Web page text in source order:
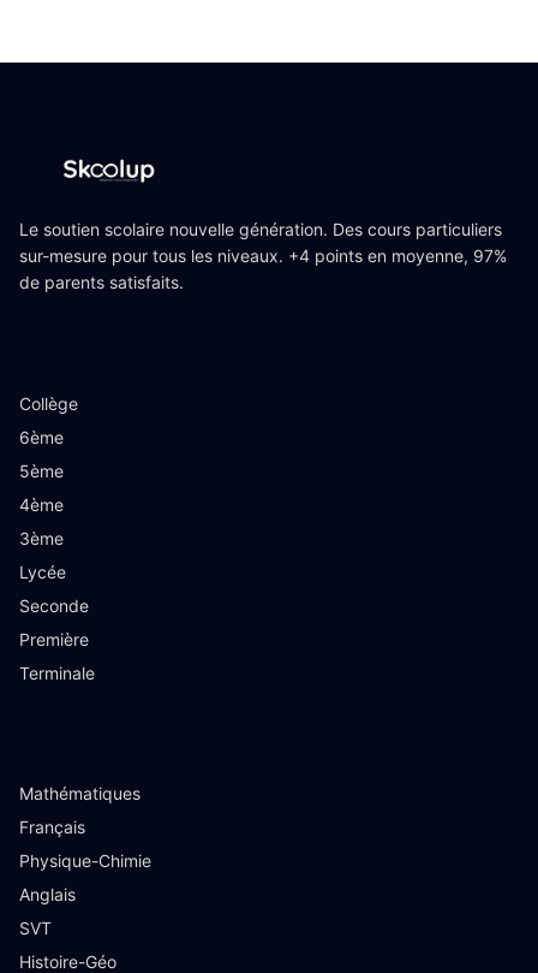
Le soutien scolaire nouvelle génération. Des cours particuliers
sur-mesure pour tous les niveaux. +4 points en moyenne, 97%
de parents satisfaits.
Collège
6ème
5ème
4ème
3ème
Lycée
Seconde
Première
Terminale
Mathématiques
Français
Physique-Chimie
Anglais
SVT
Histoire-Géo